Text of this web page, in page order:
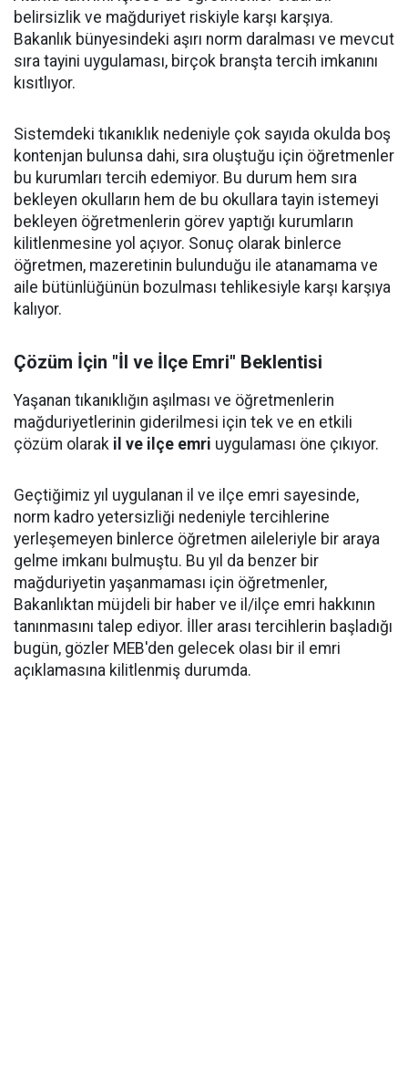
belirsizlik ve mağduriyet riskiyle karşı karşıya.
Bakanlık bünyesindeki aşırı norm daralması ve mevcut
sıra tayini uygulaması, birçok branşta tercih imkanını
kısıtlıyor.
Sistemdeki tıkanıklık nedeniyle çok sayıda okulda boş
kontenjan bulunsa dahi, sıra oluştuğu için öğretmenler
bu kurumları tercih edemiyor. Bu durum hem sıra
bekleyen okulların hem de bu okullara tayin istemeyi
bekleyen öğretmenlerin görev yaptığı kurumların
kilitlenmesine yol açıyor. Sonuç olarak binlerce
öğretmen, mazeretinin bulunduğu ile atanamama ve
aile bütünlüğünün bozulması tehlikesiyle karşı karşıya
kalıyor.
Çözüm İçin "İl ve İlçe Emri" Beklentisi
Yaşanan tıkanıklığın aşılması ve öğretmenlerin
mağduriyetlerinin giderilmesi için tek ve en etkili
çözüm olarak il ve ilçe emri uygulaması öne çıkıyor.
Geçtiğimiz yıl uygulanan il ve ilçe emri sayesinde,
norm kadro yetersizliği nedeniyle tercihlerine
yerleşemeyen binlerce öğretmen aileleriyle bir araya
gelme imkanı bulmuştu. Bu yıl da benzer bir
mağduriyetin yaşanmaması için öğretmenler,
Bakanlıktan müjdeli bir haber ve il/ilçe emri hakkının
tanınmasını talep ediyor. İller arası tercihlerin başladığı
bugün, gözler MEB'den gelecek olası bir il emri
açıklamasına kilitlenmiş durumda.